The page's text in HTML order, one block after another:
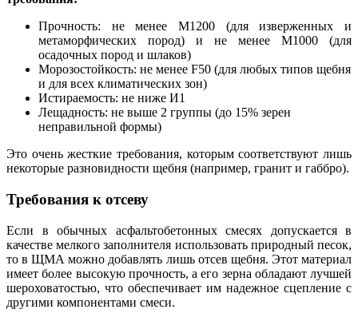
Прочность: не менее М1200 (для изверженных и
метаморфических пород) и не менее М1000 (для
осадочных пород и шлаков)
Морозостойкость: не менее F50 (для любых типов щебня
и для всех климатических зон)
Истираемость: не ниже И1
Лещадность: не выше 2 группы (до 15% зерен
неправильной формы)
Это очень жесткие требования, которым соответствуют лишь
некоторые разновидности щебня (например, гранит и габбро).
Требования к отсеву
Если в обычных асфальтобетонных смесях допускается в
качестве мелкого заполнителя использовать природный песок,
то в ЩМА можно добавлять лишь отсев щебня. Этот материал
имеет более высокую прочность, а его зерна обладают лучшей
шероховатостью, что обеспечивает им надежное сцепление с
другими компонентами смеси.